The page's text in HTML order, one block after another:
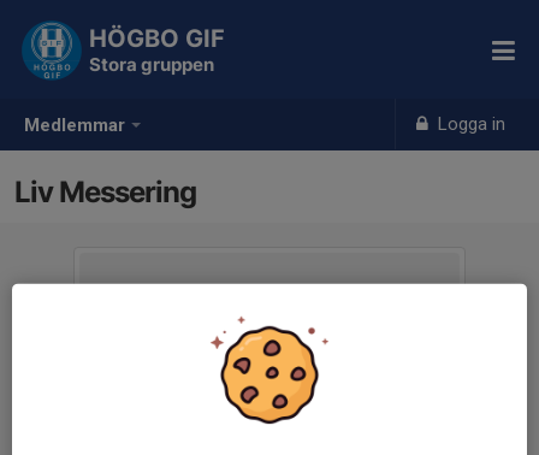
Medlemmar Logga in
HÖGBO GIF
Stora gruppen
Liv Messering